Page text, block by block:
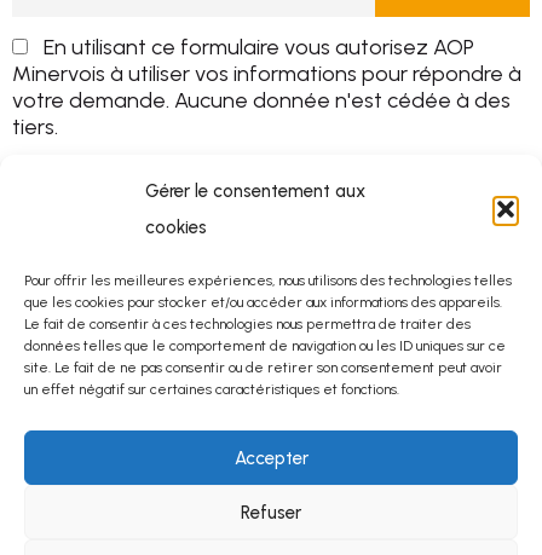
Gérer le consentement aux
cookies
Pour offrir les meilleures expériences, nous utilisons des technologies telles
que les cookies pour stocker et/ou accéder aux informations des appareils.
Le fait de consentir à ces technologies nous permettra de traiter des
données telles que le comportement de navigation ou les ID uniques sur ce
site. Le fait de ne pas consentir ou de retirer son consentement peut avoir
un effet négatif sur certaines caractéristiques et fonctions.
Accepter
Refuser
En utilisant ce formulaire vous autorisez AOP
Minervois à utiliser vos informations pour répondre à
votre demande. Aucune donnée n'est cédée à des
tiers.